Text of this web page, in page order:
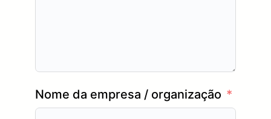
Nome da empresa / organização